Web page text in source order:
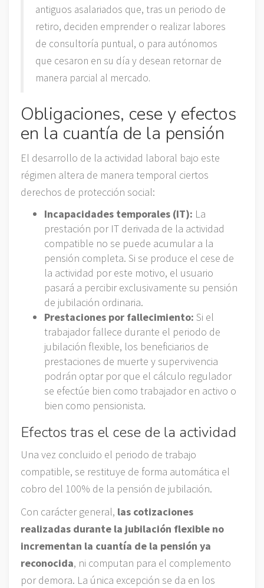
antiguos asalariados que, tras un periodo de
retiro, deciden emprender o realizar labores
de consultoría puntual, o para autónomos
que cesaron en su día y desean retornar de
manera parcial al mercado.
Obligaciones, cese y efectos
en la cuantía de la pensión
El desarrollo de la actividad laboral bajo este
régimen altera de manera temporal ciertos
derechos de protección social:
Incapacidades temporales (IT): La
prestación por IT derivada de la actividad
compatible no se puede acumular a la
pensión completa. Si se produce el cese de
la actividad por este motivo, el usuario
pasará a percibir exclusivamente su pensión
de jubilación ordinaria.
Prestaciones por fallecimiento: Si el
trabajador fallece durante el periodo de
jubilación flexible, los beneficiarios de
prestaciones de muerte y supervivencia
podrán optar por que el cálculo regulador
se efectúe bien como trabajador en activo o
bien como pensionista.
Efectos tras el cese de la actividad
Una vez concluido el periodo de trabajo
compatible, se restituye de forma automática el
cobro del 100% de la pensión de jubilación.
Con carácter general, las cotizaciones
realizadas durante la jubilación flexible no
incrementan la cuantía de la pensión ya
reconocida, ni computan para el complemento
por demora. La única excepción se da en los